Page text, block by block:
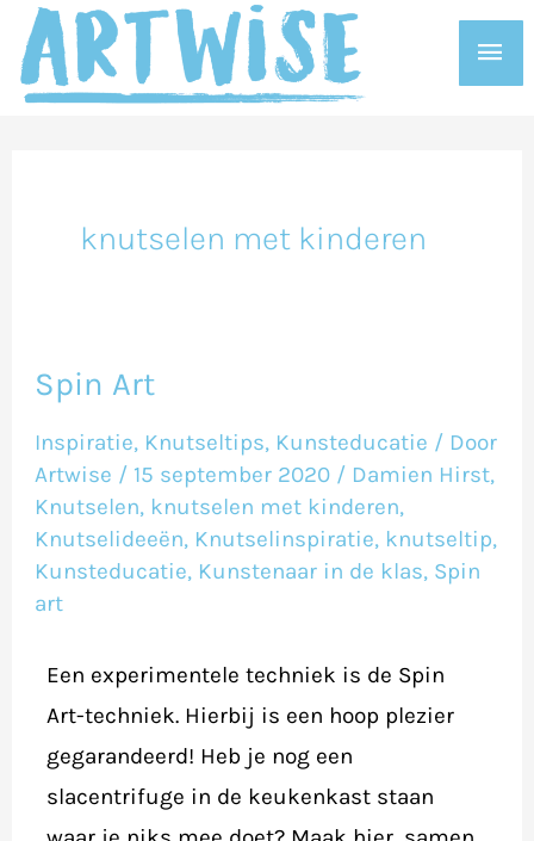
naar
knutselen met kinderen
Spin Art
Inspiratie, Knutseltips, Kunsteducatie / Door
Artwise / 15 september 2020 / Damien Hirst,
Knutselen, knutselen met kinderen,
Knutselideeën, Knutselinspiratie, knutseltip,
Kunsteducatie, Kunstenaar in de klas, Spin
art
Een experimentele techniek is de Spin
Art-techniek. Hierbij is een hoop plezier
gegarandeerd! Heb je nog een
slacentrifuge in de keukenkast staan
Spin